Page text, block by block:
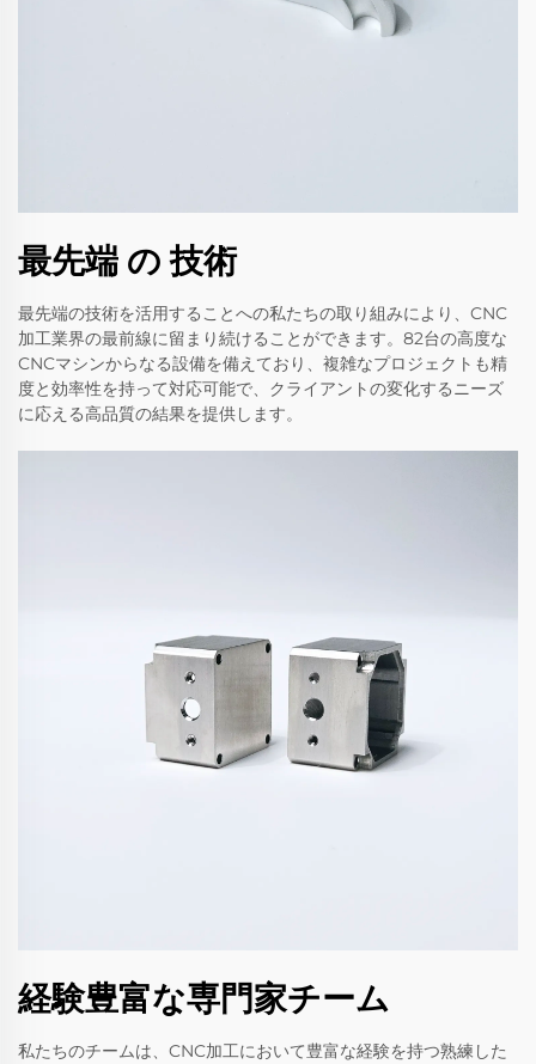
最先端 の 技術
最先端の技術を活用することへの私たちの取り組みにより、CNC
加工業界の最前線に留まり続けることができます。82台の高度な
CNCマシンからなる設備を備えており、複雑なプロジェクトも精
度と効率性を持って対応可能で、クライアントの変化するニーズ
に応える高品質の結果を提供します。
経験豊富な専門家チーム
私たちのチームは、CNC加工において豊富な経験を持つ熟練した